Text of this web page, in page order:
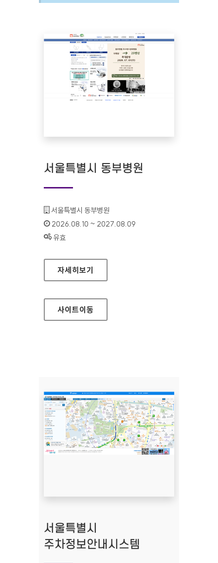
서울특별시 동부병원
기관명 :
서울특별시 동부병원
인증기간 :
2026.08.10 ~ 2027.08.09
상태 :
유효
서울특별시 동부병원
자세히보기
사이트이동
서울특별시
주차정보안내시스템